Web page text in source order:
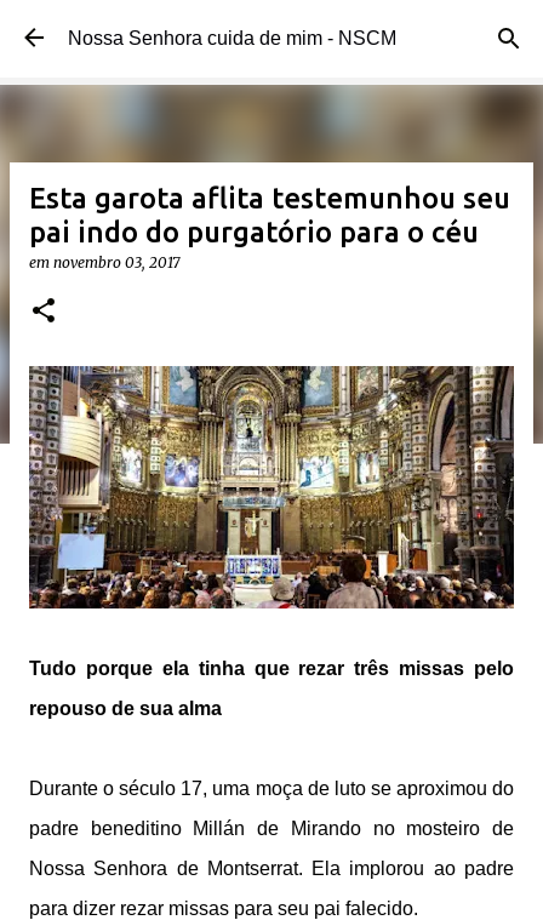
Pular para o conteúdo principal
Nossa Senhora cuida de mim - NSCM
Esta garota aflita testemunhou seu
pai indo do purgatório para o céu
em novembro 03, 2017
Tudo porque ela tinha que rezar três missas pelo
repouso de sua alma
Durante o século 17, uma moça de luto se aproximou do
padre beneditino Millán de Mirando no mosteiro de
Nossa Senhora de Montserrat. Ela implorou ao padre
para dizer rezar missas para seu pai falecido.